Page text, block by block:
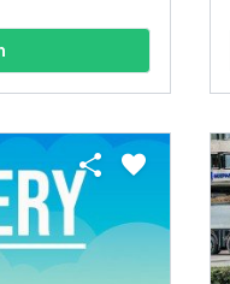
share favorite